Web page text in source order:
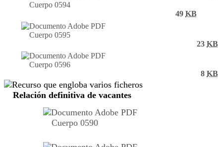
Cuerpo 0594
49 KB
Cuerpo 0595
23 KB
Cuerpo 0596
8 KB
Relación definitiva de vacantes
Cuerpo 0590